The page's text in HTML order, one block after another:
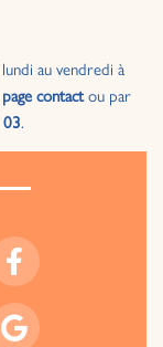
au vendredi à
contactou par
.